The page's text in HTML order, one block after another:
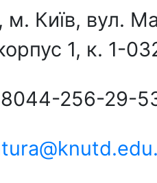
м. Київ, вул.
1, к. 1-
256-29-